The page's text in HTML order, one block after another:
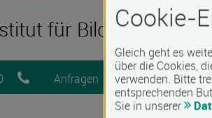
für Bildung und
Anfragen Merken
Cookie-
Gleich geht es
über die Cookies,
verwenden. Bitte
entsprechenden
Sie in unserer